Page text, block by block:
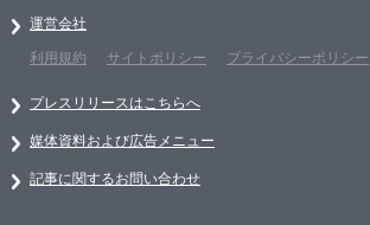
運営会社
利用規約
サイトポリシー プライバシーポリシー
プレスリリースはこちらへ
媒体資料および広告メニュー
記事に関するお問い合わせ